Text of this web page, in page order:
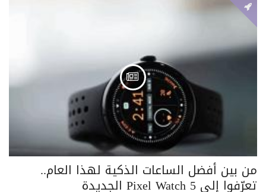
من بين أفضل الساعات الذكية لهذا العام..
تعرّفوا إلى Pixel Watch 5 الجديدة